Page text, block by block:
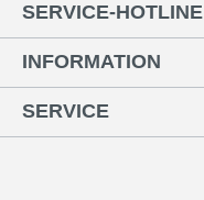
SERVICE-HOTLINE
INFORMATION
SERVICE